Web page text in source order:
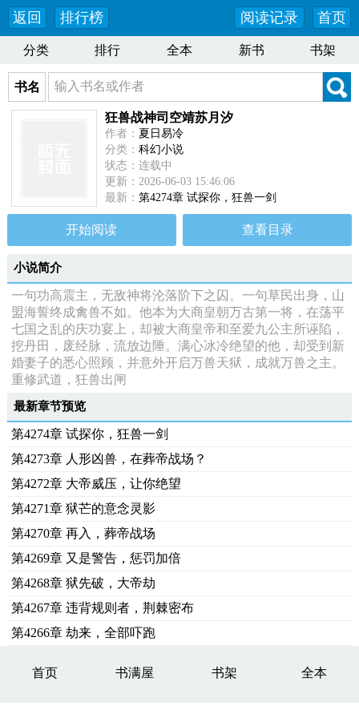
返回 排行榜 首页
阅读记录
分类 排行 全本 新书 书架
书名
狂兽战神司空靖苏月汐
作者： 夏日易冷
分类： 科幻小说
状态：连载中
更新：2026-06-03 15:46:06
最新： 第4274章 试探你，狂兽一剑
开始阅读 查看目录
小说简介
一句功高震主，无敌神将沦落阶下之囚。一句草民出身，山
盟海誓终成禽兽不如。他本为大商皇朝万古第一将，在荡平
七国之乱的庆功宴上，却被大商皇帝和至爱九公主所诬陷，
挖丹田，废经脉，流放边陲。满心冰冷绝望的他，却受到新
婚妻子的悉心照顾，并意外开启万兽天狱，成就万兽之主。
重修武道，狂兽出闸
最新章节预览
第4274章 试探你，狂兽一剑
第4273章 人形凶兽，在葬帝战场？
第4272章 大帝威压，让你绝望
第4271章 狱芒的意念灵影
第4270章 再入，葬帝战场
第4269章 又是警告，惩罚加倍
第4268章 狱先破，大帝劫
第4267章 违背规则者，荆棘密布
第4266章 劫来，全部吓跑
首页 书满屋 书架 全本